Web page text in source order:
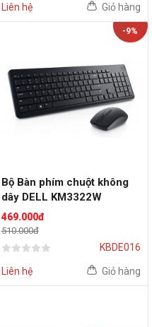
Liên hệ Giỏ hàng
-9%
Bộ Bàn phím chuột không
dây DELL KM3322W
469.000đ
510.000đ
KBDE016
Liên hệ Giỏ hàng